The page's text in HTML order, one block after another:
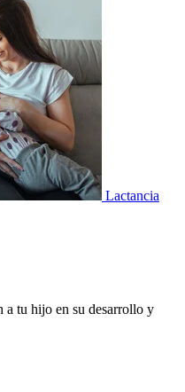
Lactancia
a tu hijo en su desarrollo y